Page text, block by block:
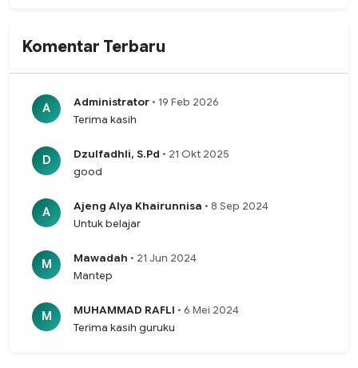
Komentar Terbaru
A Administrator • 19 Feb 2026
Terima kasih
D Dzulfadhli, S.Pd • 21 Okt 2025
good
A Ajeng Alya Khairunnisa • 8 Sep 2024
Untuk belajar
M Mawadah • 21 Jun 2024
Mantep
M MUHAMMAD RAFLI • 6 Mei 2024
Terima kasih guruku